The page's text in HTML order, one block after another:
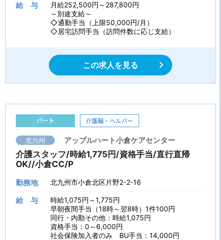
給 与
月給252,500円～287,800円
～別途支給～
◇通勤手当（上限50,000円/月）
◇居宅訪問手当（訪問件数に応じ支給）
この求人を見る
パート 介護職・ヘルパー
北九州 アップルハート小倉ケアセンター
介護スタッフ/時給1,775円/資格手当/直行直帰
OK//小倉CC/P
勤務地 北九州市小倉北区片野2-2-16
給 与
時給1,075円～1,775円
早朝夜間手当（18時～翌8時）1件100円
同行・内勤その他：時給1,075円
資格手当：0～6,000円
社会保険加入者のみ BU手当：14,000円